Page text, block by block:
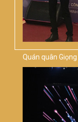
Quán quân
Tuấn Hiếu